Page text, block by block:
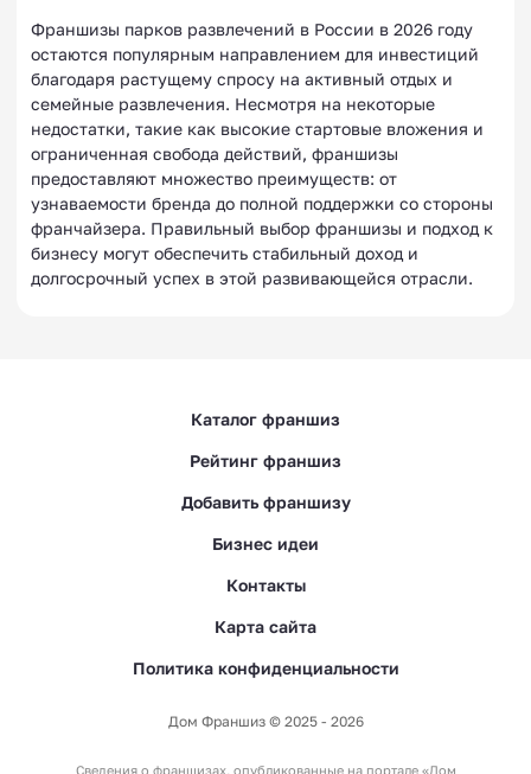
Франшизы парков развлечений в России в 2026 году
остаются популярным направлением для инвестиций
благодаря растущему спросу на активный отдых и
семейные развлечения. Несмотря на некоторые
недостатки, такие как высокие стартовые вложения и
ограниченная свобода действий, франшизы
предоставляют множество преимуществ: от
узнаваемости бренда до полной поддержки со стороны
франчайзера. Правильный выбор франшизы и подход к
бизнесу могут обеспечить стабильный доход и
долгосрочный успех в этой развивающейся отрасли.
Каталог франшиз
Рейтинг франшиз
Добавить франшизу
Бизнес идеи
Контакты
Карта сайта
Политика конфиденциальности
Дом Франшиз © 2025 - 2026